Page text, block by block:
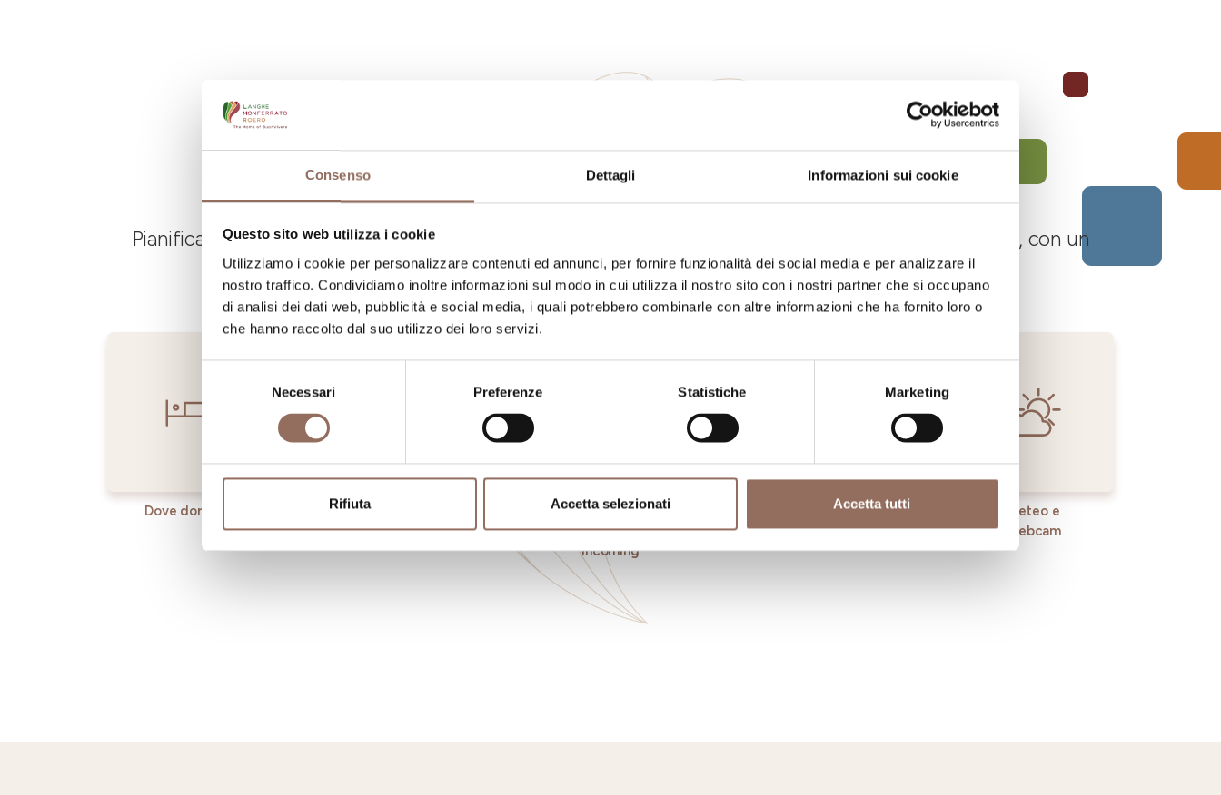
Consenso Dettagli Informazioni sui cookie
Questo sito web utilizza i cookie
Utilizziamo i cookie per personalizzare contenuti ed annunci, per fornire funzionalità dei social media e per analizzare il
nostro traffico. Condividiamo inoltre informazioni sul modo in cui utilizza il nostro sito con i nostri partner che si occupano
di analisi dei dati web, pubblicità e social media, i quali potrebbero combinarle con altre informazioni che ha fornito loro o
che hanno raccolto dal suo utilizzo dei loro servizi.
consenso
Necessari Preferenze Statistiche Marketing
Rifiuta Accetta selezionati Accetta tutti
La tua vacanza
Pianifica dove dormire, dove mangiare, cosa fare e visitare in ogni angolo di Langhe Monferrato Roero, con un
occhio al meteo in tempo reale
Dove dormire Dove mangiare
Registro
Operatori
Incoming
Servizi
Meteo e
Webcam